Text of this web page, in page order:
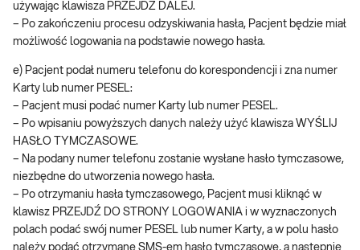
używając klawisza PRZEJDŹ DALEJ.
– Po zakończeniu procesu odzyskiwania hasła, Pacjent będzie miał
możliwość logowania na podstawie nowego hasła.
e) Pacjent podał numeru telefonu do korespondencji i zna numer
Karty lub numer PESEL:
– Pacjent musi podać numer Karty lub numer PESEL.
– Po wpisaniu powyższych danych należy użyć klawisza WYŚLIJ
HASŁO TYMCZASOWE.
– Na podany numer telefonu zostanie wysłane hasło tymczasowe,
niezbędne do utworzenia nowego hasła.
– Po otrzymaniu hasła tymczasowego, Pacjent musi kliknąć w
klawisz PRZEJDŹ DO STRONY LOGOWANIA i w wyznaczonych
polach podać swój numer PESEL lub numer Karty, a w polu hasło
należy podać otrzymane SMS-em hasło tymczasowe, a następnie